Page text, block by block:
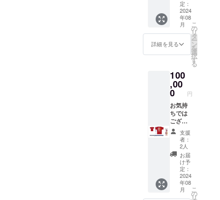
参照下
さい。
御礼の
メッ
セージ
と「輪
島レッ
ドイー
グル
ス」専
ツ及び
タオル
を贈ら
せて頂
きま
す。 ※
タオル
サイズ
感:タテ
82cm×
ヨコ
34cm
※Tシャ
ツのサ
イズ感
は添付
定：
2024
年08
月
詳細を見る
こ
の
リ
タ
ー
ン
を
選
択
す
る
100
,00
0 円
お気持
ちでは
ござい
ます
が、
メール
又は郵
送にて
御礼の
メッ
セージ
とTシャ
支援
者：
2人
お届
け予
定：
2024
年08
月
こ
の
リ